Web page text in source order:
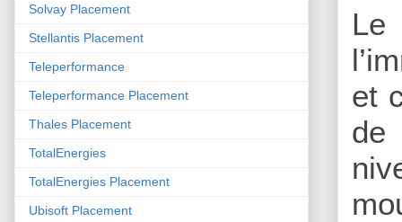
Le
et
de
Solvay Placement
Stellantis Placement
Teleperformance
Teleperformance Placement
Thales Placement
TotalEnergies
TotalEnergies Placement
Ubisoft Placement